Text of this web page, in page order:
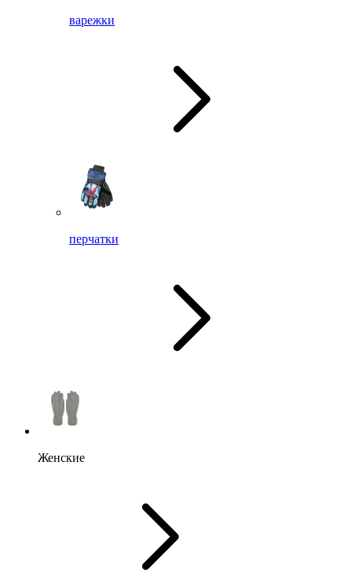
варежки
перчатки
Женские